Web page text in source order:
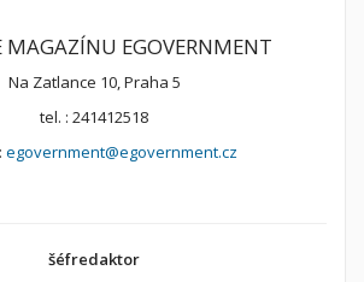
MAGAZÍNU EGOVERNMENT
Na Zatlance 10, Praha 5
tel. : 241412518
egovernment@egovernment.cz
šéfredaktor